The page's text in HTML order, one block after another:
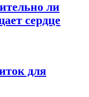
ли
сердце
для